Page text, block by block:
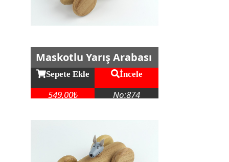
Maskotlu Yarış Arabası
Sepete Ekle İncele
549,00₺ No:874